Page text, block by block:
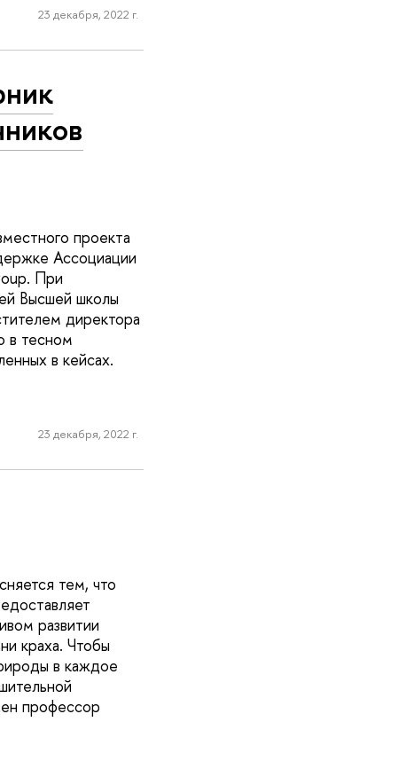
23 декабря, 2022 г.
проекта
Ассоциации
При
Высшей школы
директора
в тесном
в кейсах.
23 декабря, 2022 г.
тем, что
развитии
краха. Чтобы
в каждое
профессор